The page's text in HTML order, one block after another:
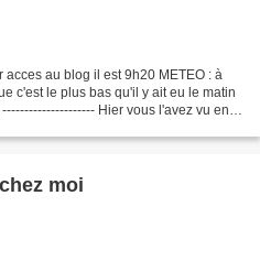
au blog il est 9h20 METEO : à
c'est le plus bas qu'il y ait eu le matin
Hier vous l'avez vu en
moi